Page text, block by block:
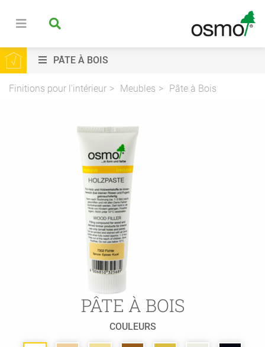
PÂTE À BOIS
Finitions pour l'intérieur Meubles Pâte à Bois
PÂTE À BOIS
COULEURS